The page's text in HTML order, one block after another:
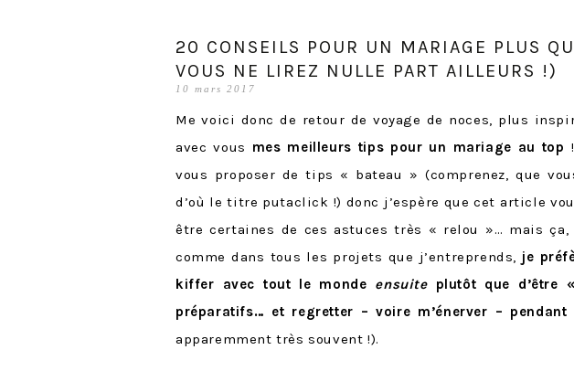
20 CONSEILS POUR UN MARIAGE PLUS
VOUS NE LIREZ NULLE PART AILLEURS !)
10 mars 2017
Me voici donc de retour de voyage de noces, plus
avec vous mes meilleurs tips pour un mariage au top
vous proposer de tips « bateau » (comprenez, que
d’où le titre putaclick !) donc j’espère que cet article
être certaines de ces astuces très « relou »… mais ça,
comme dans tous les projets que j’entreprends, je
kiffer avec tout le monde ensuiteplutôt que d’être
préparatifs… et regretter – voire m’énerver –
apparemment très souvent !).